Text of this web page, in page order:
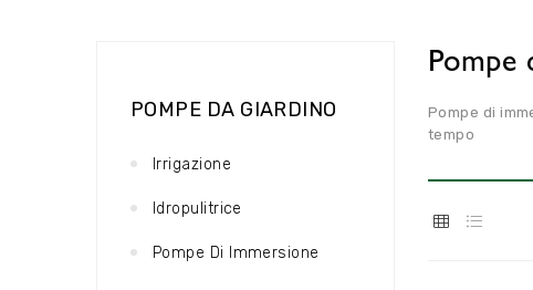
POMPE DA GIARDINO
Irrigazione
Idropulitrice
Pompe Di Immersione
Pompe
Pompe di
tempo